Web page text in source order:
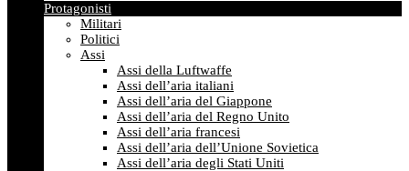
Protagonisti
Militari
Politici
Assi
Assi della Luftwaffe
Assi dell’aria italiani
Assi dell’aria del Giappone
Assi dell’aria del Regno Unito
Assi dell’aria francesi
Assi dell’aria dell’Unione Sovietica
Assi dell’aria degli Stati Uniti